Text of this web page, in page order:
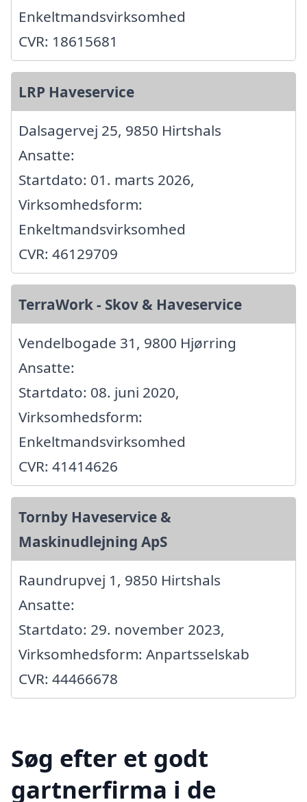
Enkeltmandsvirksomhed
CVR: 18615681
LRP Haveservice
Dalsagervej 25, 9850 Hirtshals
Ansatte:
Startdato: 01. marts 2026,
Virksomhedsform:
Enkeltmandsvirksomhed
CVR: 46129709
TerraWork - Skov & Haveservice
Vendelbogade 31, 9800 Hjørring
Ansatte:
Startdato: 08. juni 2020,
Virksomhedsform:
Enkeltmandsvirksomhed
CVR: 41414626
Tornby Haveservice &
Maskinudlejning ApS
Raundrupvej 1, 9850 Hirtshals
Ansatte:
Startdato: 29. november 2023,
Virksomhedsform: Anpartsselskab
CVR: 44466678
Søg efter et godt
gartnerfirma i de